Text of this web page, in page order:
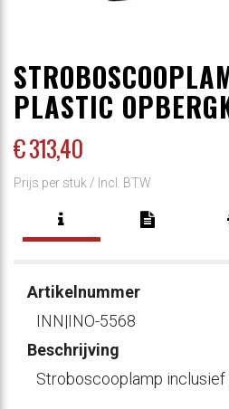
PLASTIC
€ 313,40
Prijs per stuk / Incl. BTW
Artikelnummer
INN|INO-5568
Beschrijving
Stroboscooplamp